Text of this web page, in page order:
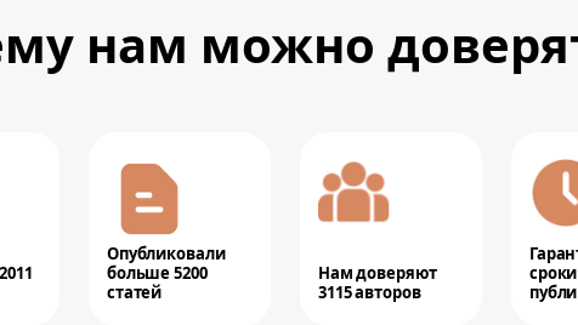
нам можно
Опубликовали
больше 5200
статей
Нам доверяют
3115 авторов
сроки